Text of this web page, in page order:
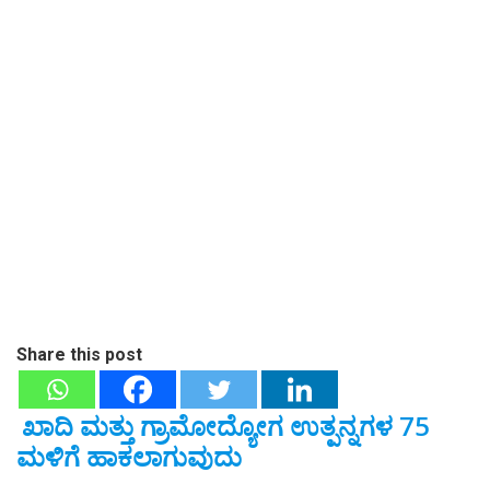
Share this post
ಖಾದಿ ಮತ್ತು ಗ್ರಾಮೋದ್ಯೋಗ ಉತ್ಪನ್ನಗಳ 75
ಮಳಿಗೆ ಹಾಕಲಾಗುವುದು